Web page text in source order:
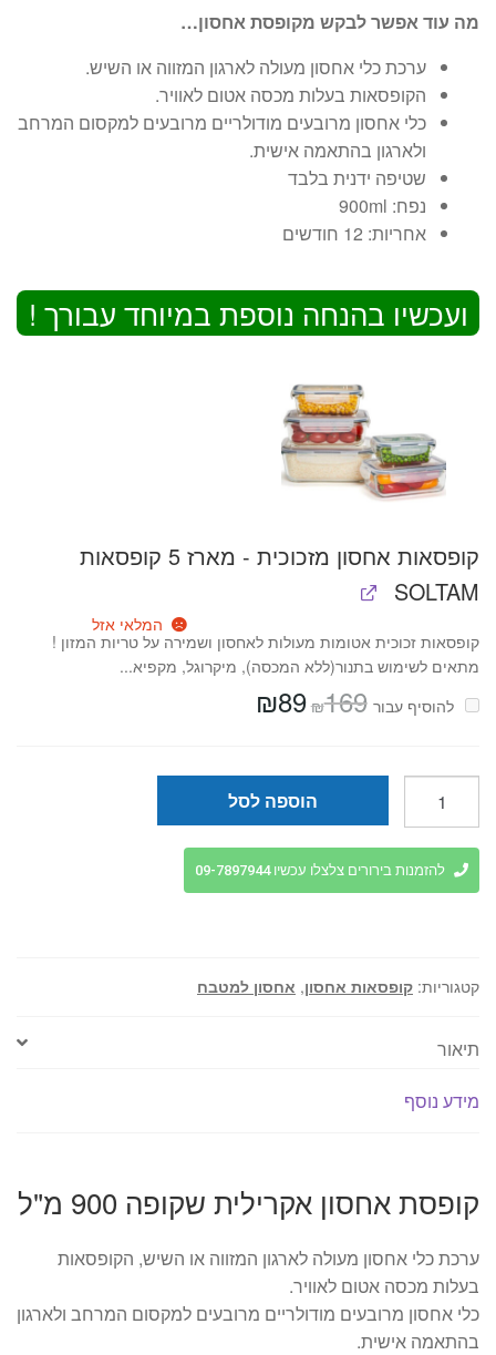
₪89.
₪59.
מה עוד אפשר לבקש מקופסת אחסון…
ערכת כלי אחסון מעולה לארגון המזווה או השיש.
הקופסאות בעלות מכסה אטום לאוויר.
כלי אחסון מרובעים מודולריים מרובעים למקסום המרחב
ולארגון בהתאמה אישית.
שטיפה ידנית בלבד
נפח: 900ml
אחריות: 12 חודשים
ועכשיו בהנחה נוספת במיוחד עבורך !
קופסאות אחסון מזכוכית - מארז 5 קופסאות
SOLTAM
קופסאות זכוכית אטומות מעולות לאחסון ושמירה על טריות המזון !
מתאים לשימוש בתנור(ללא המכסה), מיקרוגל, מקפיא...
להוסיף⁦⁩ עבור
₪169 המחיר
המקורי
₪89
המלאי אזל
קופסת
אחסון
אקרילית
מ"ל
הוספה לסל
להזמנות בירורים צלצלו עכשיו 09-7897944
קטגוריות: קופסאות אחסון, אחסון למטבח
תיאור
מידע נוסף
קופסת אחסון אקרילית שקופה 900 מ"ל
ערכת כלי אחסון מעולה לארגון המזווה או השיש, הקופסאות
בעלות מכסה אטום לאוויר.
כלי אחסון מרובעים מודולריים מרובעים למקסום המרחב ולארגון
בהתאמה אישית.